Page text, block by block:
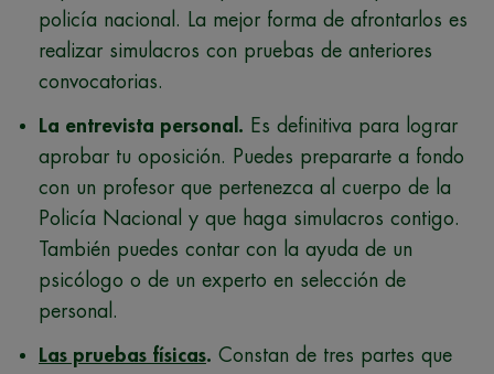
policía nacional. La mejor forma de afrontarlos es
realizar simulacros con pruebas de anteriores
convocatorias.
La entrevista personal. Es definitiva para lograr
aprobar tu oposición. Puedes prepararte a fondo
con un profesor que pertenezca al cuerpo de la
Policía Nacional y que haga simulacros contigo.
También puedes contar con la ayuda de un
psicólogo o de un experto en selección de
personal.
Las pruebas físicas. Constan de tres partes que